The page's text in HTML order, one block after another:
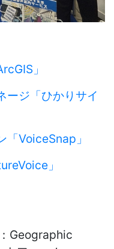
」
ージ「ひかりサイ
「VoiceSnap 」
」
： Geographic